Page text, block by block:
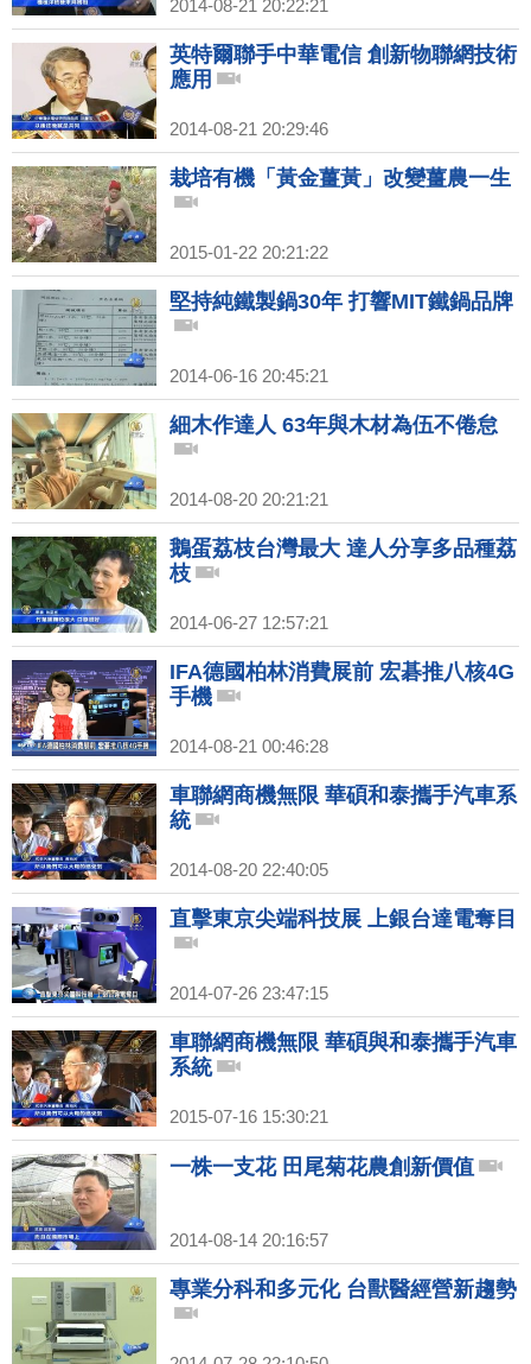
2014-08-21 20:22:21
英特爾聯手中華電信 創新物聯網技術
應用
2014-08-21 20:29:46
栽培有機「黃金薑黃」改變薑農一生
2015-01-22 20:21:22
堅持純鐵製鍋30年 打響MIT鐵鍋品牌
2014-06-16 20:45:21
細木作達人 63年與木材為伍不倦怠
2014-08-20 20:21:21
鵝蛋荔枝台灣最大 達人分享多品種荔
枝
2014-06-27 12:57:21
IFA德國柏林消費展前 宏碁推八核4G
手機
2014-08-21 00:46:28
車聯網商機無限 華碩和泰攜手汽車系
統
2014-08-20 22:40:05
直擊東京尖端科技展 上銀台達電奪目
2014-07-26 23:47:15
車聯網商機無限 華碩與和泰攜手汽車
系統
2015-07-16 15:30:21
一株一支花 田尾菊花農創新價值
2014-08-14 20:16:57
專業分科和多元化 台獸醫經營新趨勢